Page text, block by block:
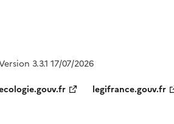
3.3.1 17/07/2026
legifrance.gouv.fr